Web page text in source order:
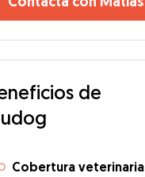
de
Cobertura veterinaria